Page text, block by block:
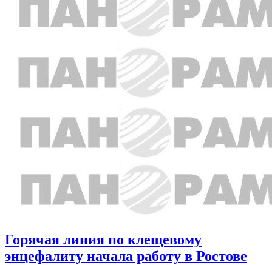
Горячая линия по клещевому
энцефалиту начала работу в Ростове